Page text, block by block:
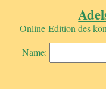
Online-Edition des
Name: